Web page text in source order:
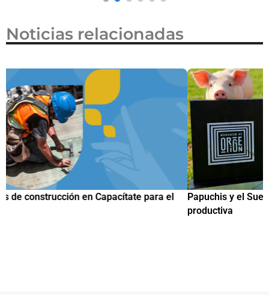
Noticias relacionadas
Papuchis y el Sueño Michoacano como alternativa